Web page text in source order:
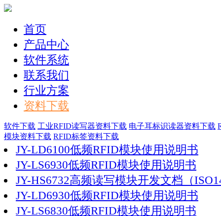
首页
产品中心
软件系统
联系我们
行业方案
资料下载
软件下载 工业RFID读写器资料下载 电子耳标识读器资料下载
模块资料下载 RFID标签资料下载
JY-LD6100低频RFID模块使用说明书
JY-LS6930低频RFID模块使用说明书
JY-HS6732高频读写模块开发文档（
JY-LD6930低频RFID模块使用说明书
JY-LS6830低频RFID模块使用说明书